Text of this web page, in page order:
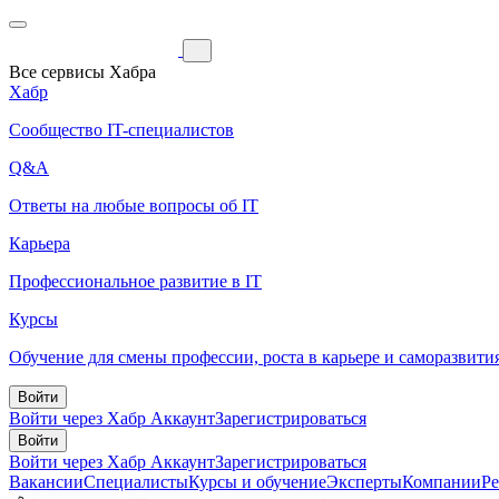
Все сервисы Хабра
Хабр
Сообщество IT-специалистов
Q&A
Ответы на любые вопросы об IT
Карьера
Профессиональное развитие в IT
Курсы
Обучение для смены профессии, роста в карьере и
Войти
Войти через Хабр АккаунтЗарегистрироваться
Войти
Войти через Хабр АккаунтЗарегистрироваться
ВакансииСпециалистыКурсы и обучениеЭкспертыКомпании